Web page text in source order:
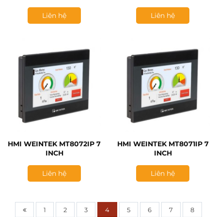
Liên hệ Liên hệ
HMI WEINTEK MT8072IP 7
INCH
Liên hệ
HMI WEINTEK MT8071IP 7
INCH
Liên hệ
1 2 3 4 5 6 7 8